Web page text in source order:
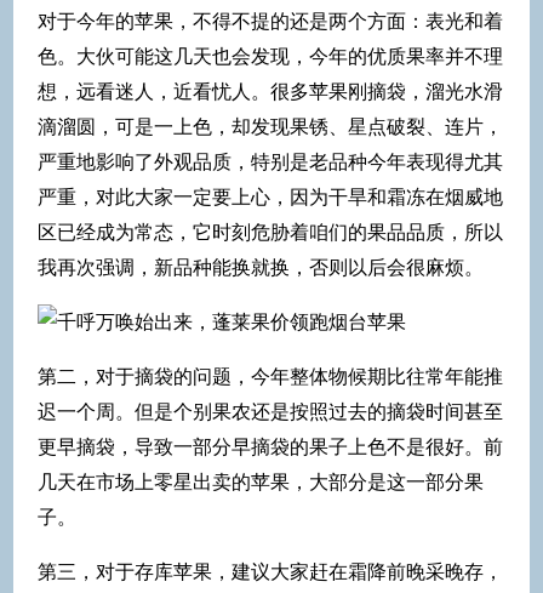
对于今年的苹果，不得不提的还是两个方面：表光和着
色。大伙可能这几天也会发现，今年的优质果率并不理
想，远看迷人，近看忧人。很多苹果刚摘袋，溜光水滑
滴溜圆，可是一上色，却发现果锈、星点破裂、连片，
严重地影响了外观品质，特别是老品种今年表现得尤其
严重，对此大家一定要上心，因为干旱和霜冻在烟威地
区已经成为常态，它时刻危胁着咱们的果品品质，所以
我再次强调，新品种能换就换，否则以后会很麻烦。
第二，对于摘袋的问题，今年整体物候期比往常年能推
迟一个周。但是个别果农还是按照过去的摘袋时间甚至
更早摘袋，导致一部分早摘袋的果子上色不是很好。前
几天在市场上零星出卖的苹果，大部分是这一部分果
子。
第三，对于存库苹果，建议大家赶在霜降前晚采晚存，